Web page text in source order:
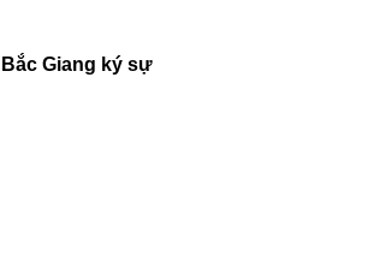
Bắc Giang ký sự